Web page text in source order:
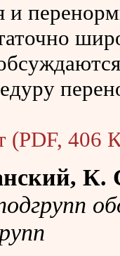
и
(PDF, 406
К.